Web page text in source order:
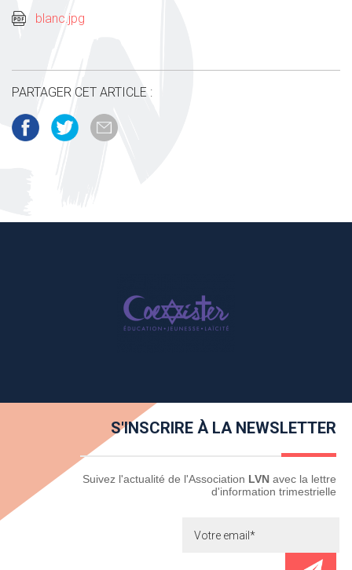
blanc.jpg
PARTAGER CET ARTICLE :
S'INSCRIRE À LA NEWSLETTER
Newsletter Suivez l'actualité de l'Association LVN avec la lettre
d'information trimestrielle